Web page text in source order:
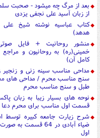
بعد از مرگ چه میشود - صحبت
از زبان آسید علی نجفی یزدی
کتاب عباسیه نوشته شیخ علی
هدهد)
منشور روحانیت + فایل
خمینی(ره) به روحانیون و
کامل آن)
مداحی مناسب سینه زنی و
سنج مناسب محرم / مداحی های
طبل و سنج مناسب محرم
نوحه های بسیار زیبا به زبان
قسمت اول مناسب برای محرم
شرح زیارت جامعه کبیره توسط
ضیاء آبادی در 64
اول